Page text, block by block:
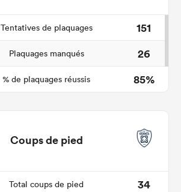
Tentatives de plaquages
151
Plaquages manqués
26
% de plaquages réussis 85%
Coups de pied
Total coups de pied
34